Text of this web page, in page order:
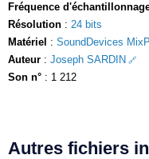
Fréquence
Résolution : 24 bits
Matériel : SoundDevices
Auteur : Joseph SARDIN
Son n° : 1 212
Autres fichiers